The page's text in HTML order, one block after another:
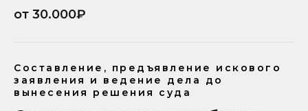
от 30.000₽
Составление, предъявление искового
заявления и ведение дела до
вынесения решения суда